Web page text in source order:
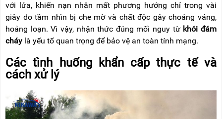
với lửa, khiến nạn nhân mất phương hướng chỉ trong vài
giây do tầm nhìn bị che mờ và chất độc gây choáng váng,
hoảng loạn. Vì vậy, nhận thức đúng mối nguy từ khói đám
cháy là yếu tố quan trọng để bảo vệ an toàn tính mạng.
Các tình huống khẩn cấp thực tế và
cách xử lý